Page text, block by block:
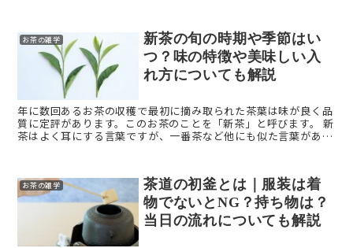
お茶の雑学
新茶の旬の時期や季節はい
つ？味の特徴や美味しい入
れ方についても解説
年に数回あるお茶の収穫で最初に摘み取られた茶葉は味が良く品
質に定評があります。このお茶のことを「新茶」と呼びます。 新
茶はよく耳にする言葉ですが、一番茶など他にも似た言葉があり
お茶の雑学
茶道の初釜とは｜服装は着
物でないとNG？持ち物は？
当日の流れについても解説